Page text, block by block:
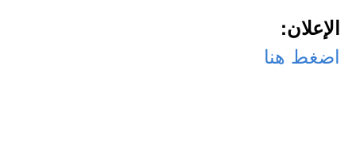
الإعلان:
اضغط هنا